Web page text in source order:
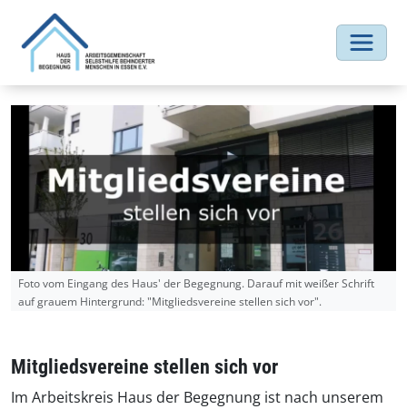
Foto vom Eingang des Haus' der Begegnung. Darauf mit weißer Schrift
auf grauem Hintergrund: "Mitgliedsvereine stellen sich vor".
Mitgliedsvereine stellen sich vor
Im Arbeitskreis Haus der Begegnung ist nach unserem